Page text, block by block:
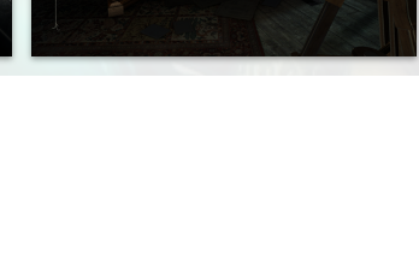
of intriguing puzzles with a simple user interface.
effects create an unforgettable soundscape.